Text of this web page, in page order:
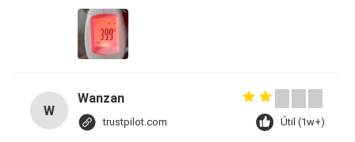
W
Wanzan
trustpilot.com Útil (1w+)